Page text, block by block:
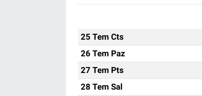
25 Tem Cts
26 Tem Paz
27 Tem Pts
28 Tem Sal